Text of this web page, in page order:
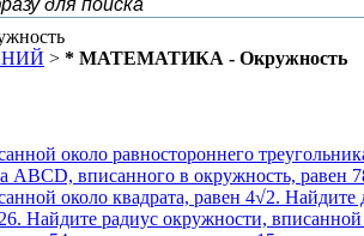
> * МАТЕМАТИКА - Окружность
около равностороннего
ABCD, вписанного в окружность, равен
около квадрата, равен 4√2. Найдите
Найдите радиус окружности, вписанной